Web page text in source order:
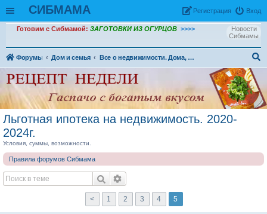
СИБМАМА Вход
Рeгиcтpaция
Новости
Сибмамы
Готовим с Сибмамой: ЗАГОТОВКИ ИЗ ОГУРЦОВ >>>>
Форумы Дом и семья
Все о недвижимости. Дома, квартиры, коттеджи
ск
Льготная ипотека на недвижимость. 2020-
2024г.
Условия, суммы, возможности.
Правила форумов Сибмама
< 1 2 3 4 5